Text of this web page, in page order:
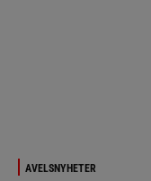
AVELSNYHETER